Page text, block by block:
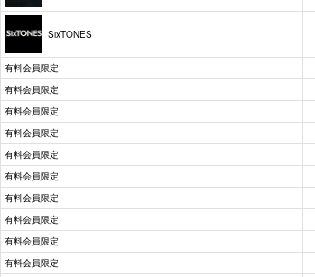
SixTONES
有料会員限定
有料会員限定
有料会員限定
有料会員限定
有料会員限定
有料会員限定
有料会員限定
有料会員限定
有料会員限定
有料会員限定